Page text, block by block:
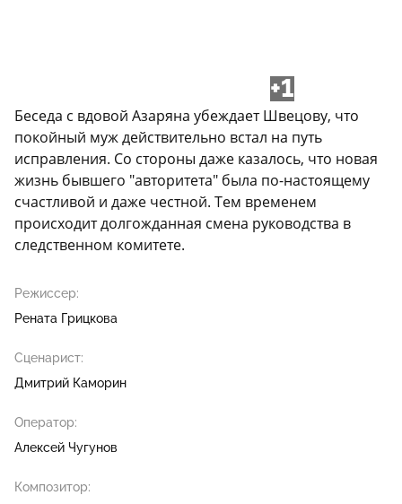
+1
Беседа с вдовой Азаряна убеждает Швецову, что
покойный муж действительно встал на путь
исправления. Со стороны даже казалось, что новая
жизнь бывшего "авторитета" была по-настоящему
счастливой и даже честной. Тем временем
происходит долгожданная смена руководства в
следственном комитете.
Режиссер:
Рената Грицкова
Сценарист:
Дмитрий Каморин
Оператор:
Алексей Чугунов
Композитор: